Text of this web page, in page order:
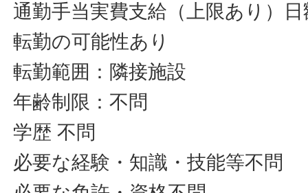
通勤手当実費支給（上限あり）
転勤の可能性あり
転勤範囲：隣接施設
年齢制限：不問
学歴 不問
必要な経験・知識・技能等不問